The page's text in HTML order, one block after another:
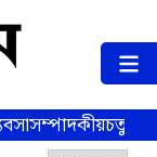
সম্পাদকীয়